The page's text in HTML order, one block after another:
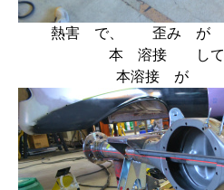
熱害 で、 歪み が
本 溶接 して
本溶接 が